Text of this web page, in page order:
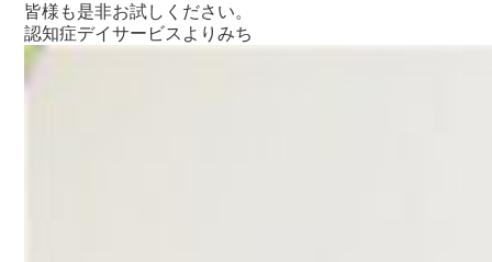
皆様も是非お試しください。
認知症デイサービスよりみち